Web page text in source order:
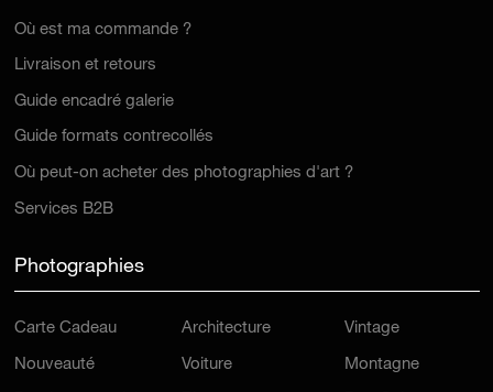
Où est ma commande ?
Livraison et retours
Guide encadré galerie
Guide formats contrecollés
Où peut-on acheter des photographies d'art ?
Services B2B
Photographies
Carte Cadeau
Nouveauté
Architecture
Voiture
Vintage
Montagne